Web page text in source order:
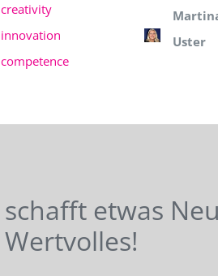
creativity
innovation
competence
Uster
schafft etwas
Wertvolles!